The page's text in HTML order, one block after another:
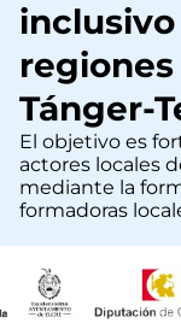
Tánger-
El objetivo es
actores locales
mediante la
formadoras